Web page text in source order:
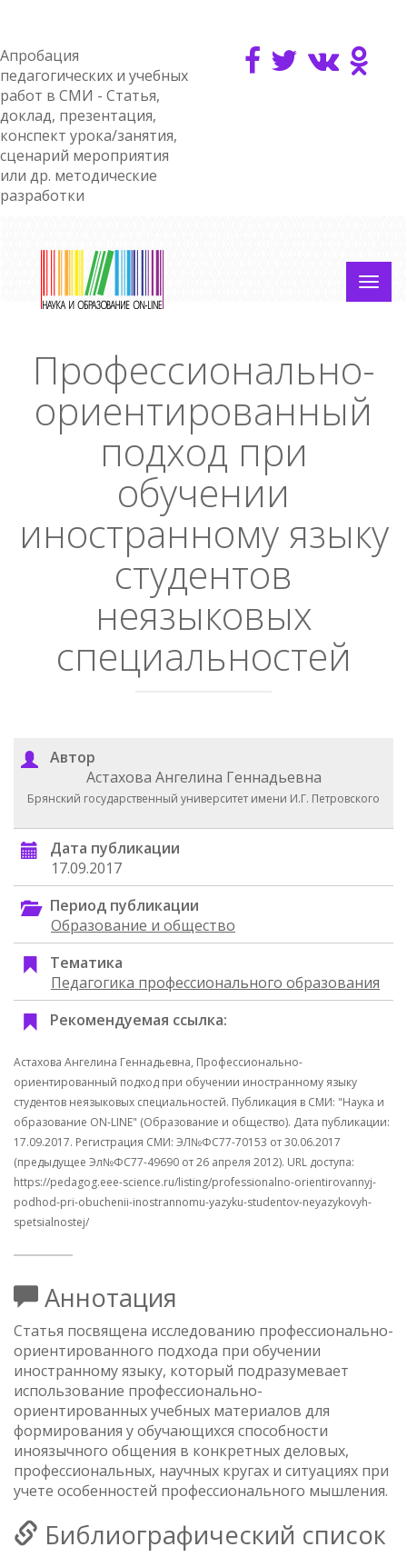
Апробация
педагогических и учебных
работ в СМИ - Статья,
доклад, презентация,
конспект урока/занятия,
сценарий мероприятия
или др. методические
разработки
Профессионально-
ориентированный
подход при
обучении
иностранному языку
студентов
неязыковых
специальностей
Автор
Астахова Ангелина Геннадьевна
Брянский государственный университет имени И.Г. Петровского
Дата публикации
17.09.2017
Период публикации
Образование и общество
Тематика
Педагогика профессионального образования
Рекомендуемая ссылка:
Астахова Ангелина Геннадьевна, Профессионально-
ориентированный подход при обучении иностранному языку
студентов неязыковых специальностей. Публикация в СМИ: "Наука и
образование ON-LINE" (Образование и общество). Дата публикации:
17.09.2017. Регистрация СМИ: ЭЛ№ФС77-70153 от 30.06.2017
(предыдущее Эл№ФC77-49690 от 26 апреля 2012). URL доступа:
https://pedagog.eee-science.ru/listing/professionalno-orientirovannyj-
podhod-pri-obuchenii-inostrannomu-yazyku-studentov-neyazykovyh-
spetsialnostej/
Аннотация
Статья посвящена исследованию профессионально-
ориентированного подхода при обучении
иностранному языку, который подразумевает
использование профессионально-
ориентированных учебных материалов для
формирования у обучающихся способности
иноязычного общения в конкретных деловых,
профессиональных, научных кругах и ситуациях при
учете особенностей профессионального мышления.
Библиографический список